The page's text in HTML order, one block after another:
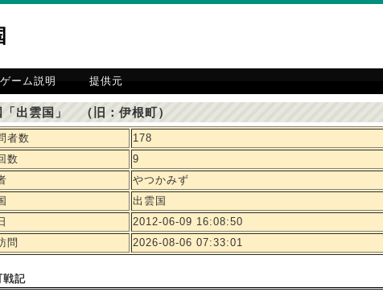
ゲーム説明 提供元
「出雲国」 （旧：伊根町）
者数
178
数
9
やつかみず
出雲国
2012-06-09 16:08:50
問
2026-08-06 07:33:01
戦記